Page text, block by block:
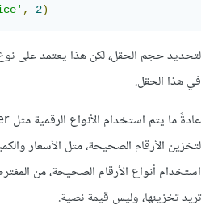
, 2)
لتحديد حجم الحقل، لكن هذا يعتمد على نوع
في هذا الحقل.
لتخزين الأرقام الصحيحة، مثل الأسعار
استخدام أنواع الأرقام الصحيحة، من
تريد تخزينها، وليس قيمة نصية.